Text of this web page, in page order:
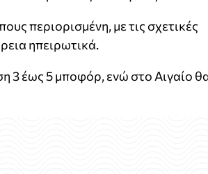
περιορισμένη, με τις σχετικές
ηπειρωτικά.
3 έως 5 μποφόρ, ενώ στο Αιγαίο